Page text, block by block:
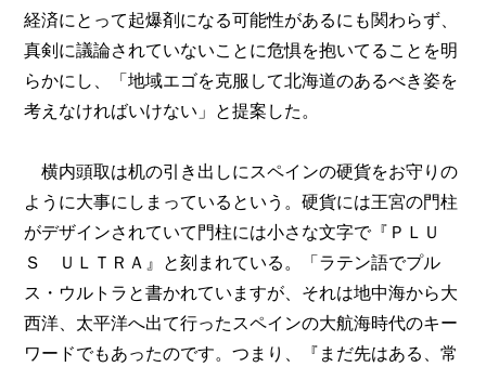
経済にとって起爆剤になる可能性があるにも関わらず、
真剣に議論されていないことに危惧を抱いてることを明
らかにし、「地域エゴを克服して北海道のあるべき姿を
考えなければいけない」と提案した。
横内頭取は机の引き出しにスペインの硬貨をお守りの
ように大事にしまっているという。硬貨には王宮の門柱
がデザインされていて門柱には小さな文字で『ＰＬＵ
Ｓ ＵＬＴＲＡ』と刻まれている。「ラテン語でプル
ス・ウルトラと書かれていますが、それは地中海から大
西洋、太平洋へ出て行ったスペインの大航海時代のキー
ワードでもあったのです。つまり、『まだ先はある、常